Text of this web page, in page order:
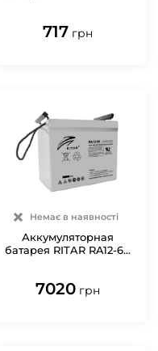
717 грн
Немає в наявності
Аккумуляторная
батарея RITAR RA12-60
7020 грн